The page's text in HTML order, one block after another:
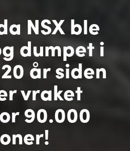
NSX ble
dumpet i
år siden
vraket
90.000